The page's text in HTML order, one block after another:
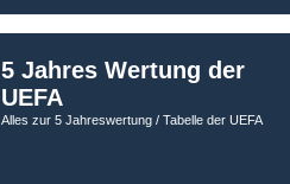
5 Jahres Wertung der
UEFA
Alles zur 5 Jahreswertung / Tabelle der UEFA